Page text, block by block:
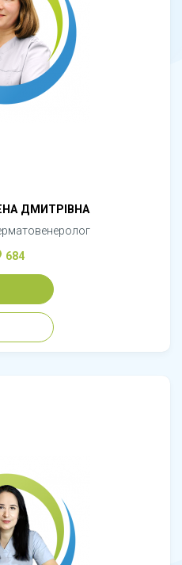
ДМИТРІВНА
684